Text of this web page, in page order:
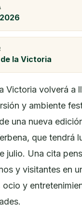
la Victoria
Victoria volverá a
y ambiente
una nueva
que tendrá
julio. Una cita
y visitantes en
y